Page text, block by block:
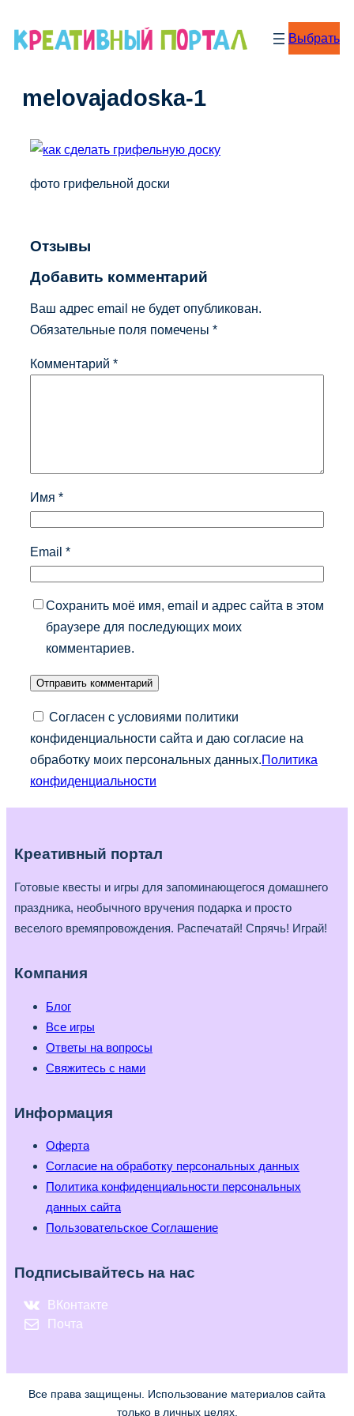
Выбрать
melovajadoska-1
фото грифельной доски
Отзывы
Добавить комментарий
Ваш адрес email не будет опубликован.
Обязательные поля помечены *
Комментарий *
Имя *
Email *
Сохранить моё имя, email и адрес сайта в этом
браузере для последующих моих
комментариев.
Согласен с условиями политики
конфиденциальности сайта и даю согласие на
обработку моих персональных данных. Политика
конфиденциальности
Креативный портал
Готовые квесты и игры для запоминающегося домашнего
праздника, необычного вручения подарка и просто
веселого времяпровождения. Распечатай! Спрячь! Играй!
Компания
Блог
Все игры
Ответы на вопросы
Свяжитесь с нами
Информация
Оферта
Согласие на обработку персональных данных
Политика конфиденциальности персональных
данных сайта
Пользовательское Соглашение
Подписывайтесь на нас
ВКонтакте
Почта
Все права защищены. Использование материалов сайта
только в личных целях.